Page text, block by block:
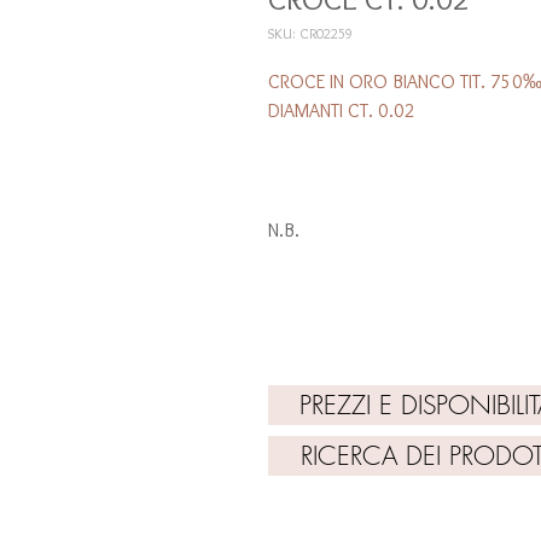
SKU: CR02259
CROCE IN ORO BIANCO TIT. 750‰
DIAMANTI CT. 0.02
N.B.
PREZZI E
RICERCA DEI